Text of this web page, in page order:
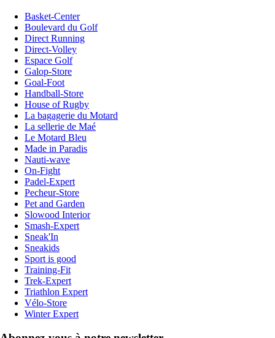
Basket-Center
Boulevard du Golf
Direct Running
Direct-Volley
Espace Golf
Galop-Store
Goal-Foot
Handball-Store
House of Rugby
La bagagerie du Motard
La sellerie de Maé
Le Motard Bleu
Made in Paradis
Nauti-wave
On-Fight
Padel-Expert
Pecheur-Store
Pet and Garden
Slowood Interior
Smash-Expert
Sneak'In
Sneakids
Sport is good
Training-Fit
Trek-Expert
Triathlon Expert
Vélo-Store
Winter Expert